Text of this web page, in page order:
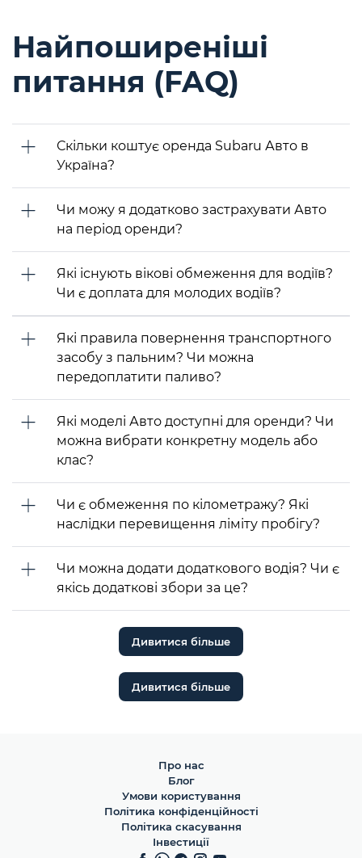
Найпоширеніші
питання (FAQ)
Скільки коштує оренда Subaru Авто в
Україна?
Чи можу я додатково застрахувати Авто
на період оренди?
Які існують вікові обмеження для водіїв?
Чи є доплата для молодих водіїв?
Які правила повернення транспортного
засобу з пальним? Чи можна
передоплатити паливо?
Які моделі Авто доступні для оренди? Чи
можна вибрати конкретну модель або
клас?
Чи є обмеження по кілометражу? Які
наслідки перевищення ліміту пробігу?
Чи можна додати додаткового водія? Чи є
якісь додаткові збори за це?
Дивитися більше
Дивитися більше
Про нас
Блог
Умови користування
Політика конфіденційності
Політика скасування
Інвестиції